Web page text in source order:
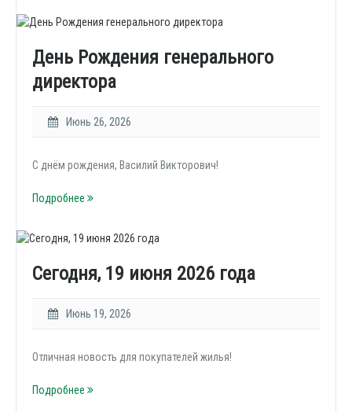
День Рождения генерального
директора
Июнь 26, 2026
С днём рождения, Василий Викторович!
Подробнее
Сегодня, 19 июня 2026 года
Июнь 19, 2026
Отличная новость для покупателей жилья!
Подробнее